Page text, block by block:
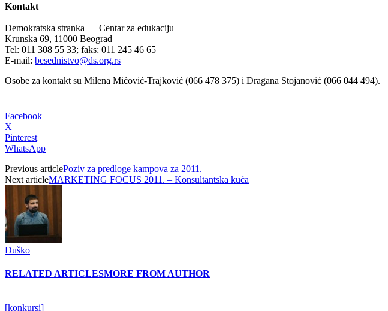
Kontakt
Demokratska stranka — Centar za edukaciju
Krunska 69, 11000 Beograd
Tel: 011 308 55 33; faks: 011 245 46 65
E-mail: besednistvo@ds.org.rs
Osobe za kontakt su Milena Mićović-Trajković (066 478 375) i Dragana Stojanović (066 044 494).
Facebook
X
Pinterest
WhatsApp
Previous articlePoziv za predloge kampova za 2011.
Next articleMARKETING FOCUS 2011. – Konsultantska kuća
Duško
RELATED ARTICLESMORE FROM AUTHOR
[konkursi]